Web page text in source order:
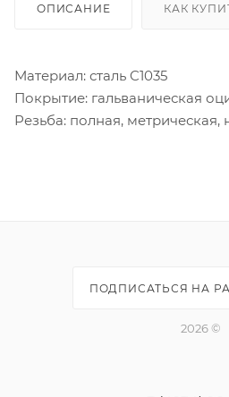
ОПИСАНИЕ КАК
Материал: сталь C1035
Покрытие: гальваническая
Резьба: полная, метрическая,
ПОДПИСАТЬСЯ НА
2026 ©